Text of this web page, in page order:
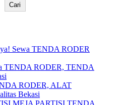
Cari
Sewa TENDA RODER
TENDA RODER, TENDA
RODER, ALAT
Bekasi